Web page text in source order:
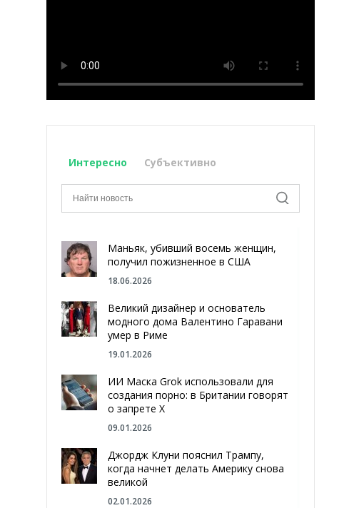
Интересно Субъективно
Маньяк, убивший восемь женщин,
получил пожизненное в США
18.06.2026
Великий дизайнер и основатель
модного дома Валентино Гаравани
умер в Риме
19.01.2026
ИИ Маска Grok использовали для
создания порно: в Британии говорят
о запрете Х
09.01.2026
Джордж Клуни пояснил Трампу,
когда начнет делать Америку снова
великой
02.01.2026